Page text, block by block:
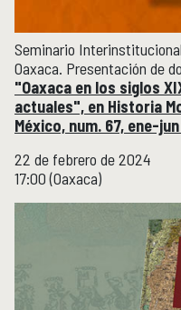
Seminario
Oaxaca. Presentación de
"Oaxaca en los siglos
actuales", en Historia
México, num. 67, ene-
22 de febrero de 2024
17:00 (Oaxaca)